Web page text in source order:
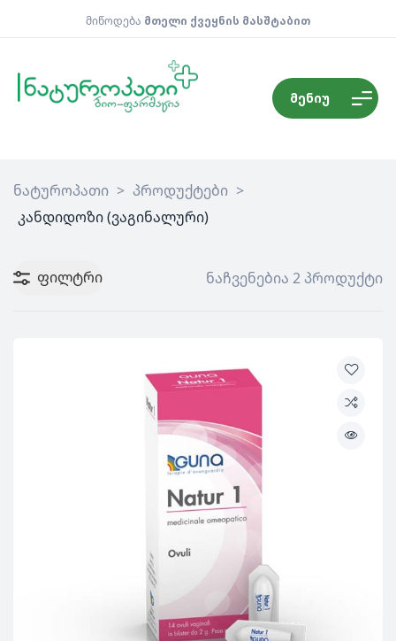
მიწოდება მთელი ქვეყნის მასშტაბით
მენიუ
ნატუროპათი > პროდუქტები >
კანდიდოზი (ვაგინალური)
ფილტრი ნაჩვენებია 2 პროდუქტი